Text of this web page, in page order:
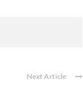
Next Article